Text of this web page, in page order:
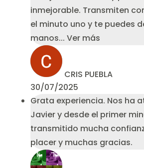
inmejorable. Transmiten
el minuto uno y te puedes
manos... Ver más
CRIS PUEBLA
30/07/2025
Grata experiencia. Nos ha
Javier y desde el primer
transmitido mucha
placer y muchas gracias.